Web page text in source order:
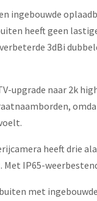
ingebouwde
heeft geen
3dBi
upgrade naar 2k
heeft drie
IP65-
met